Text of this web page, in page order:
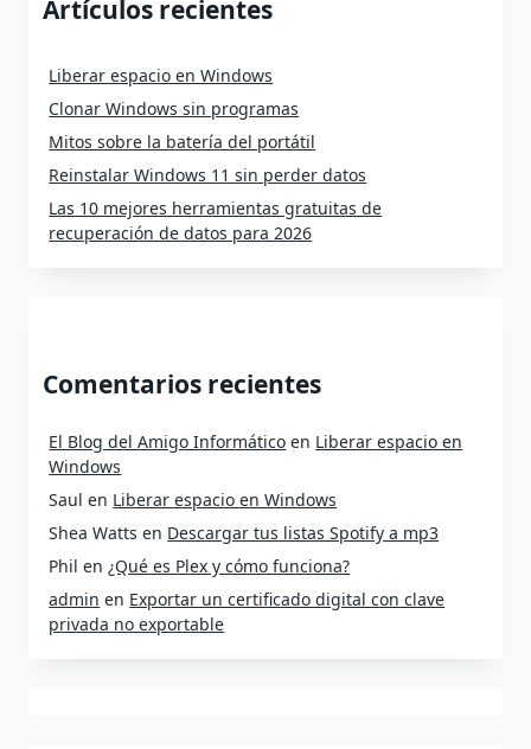
Artículos recientes
Liberar espacio en Windows
Clonar Windows sin programas
Mitos sobre la batería del portátil
Reinstalar Windows 11 sin perder datos
Las 10 mejores herramientas gratuitas de
recuperación de datos para 2026
Comentarios recientes
El Blog del Amigo Informático en Liberar espacio en
Windows
Saul en Liberar espacio en Windows
Shea Watts en Descargar tus listas Spotify a mp3
Phil en¿Qué es Plex y cómo funciona?
admin en Exportar un certificado digital con clave
privada no exportable